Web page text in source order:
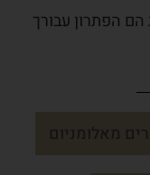
הם הפתרון עבורך